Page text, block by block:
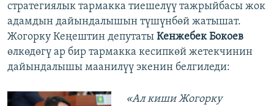
стратегиялык тармакка тиешелүү тажрыйбасы жок
адамдын дайындалышын түшүнбөй жатышат.
Жогорку Кеңештин депутаты Кенжебек Бокоев
өлкөдөгү ар бир тармакка кесипкөй жетекчинин
дайындалышы маанилүү экенин белгиледи:
«Ал киши Жогорку